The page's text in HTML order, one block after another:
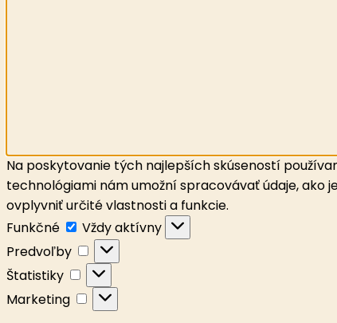
Na poskytovanie tých najlepších skúseností
technológiami nám umožní spracovávať údaje, ako
ovplyvniť určité vlastnosti a funkcie.
Funkčné
Funkčné
Vždy aktívny
Predvoľby
Predvoľby
Štatistiky
Štatistiky
Marketing
Marketing